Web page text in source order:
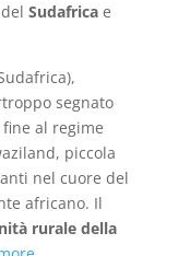
Sudafrica e
segnato
al regime
piccola
nel cuore del
africano. Il
rurale della